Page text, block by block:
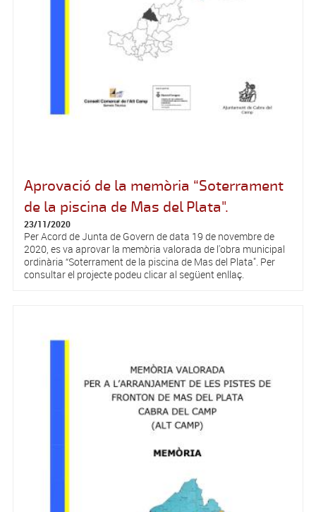
Aprovació de la memòria “Soterrament
de la piscina de Mas del Plata".
23/11/2020
Per Acord de Junta de Govern de data 19 de novembre de
2020, es va aprovar la memòria valorada de l'obra municipal
ordinària “Soterrament de la piscina de Mas del Plata". Per
consultar el projecte podeu clicar al següent enllaç.